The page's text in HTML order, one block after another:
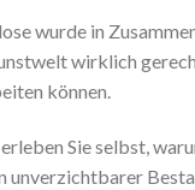
wurde in
wirklich
können.
Sie selbst,
unverzichtbarer